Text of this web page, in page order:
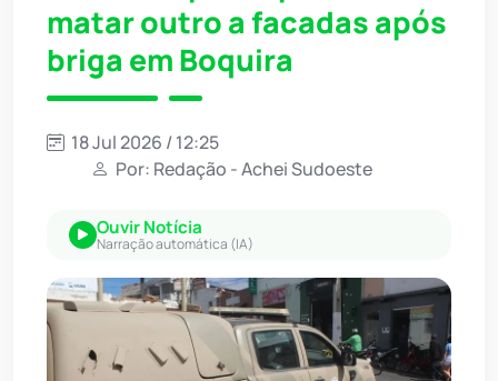
matar outro a facadas após
briga em Boquira
18 Jul 2026 / 12:25
Por: Redação - Achei Sudoeste
Ouvir Notícia
Narração automática (IA)